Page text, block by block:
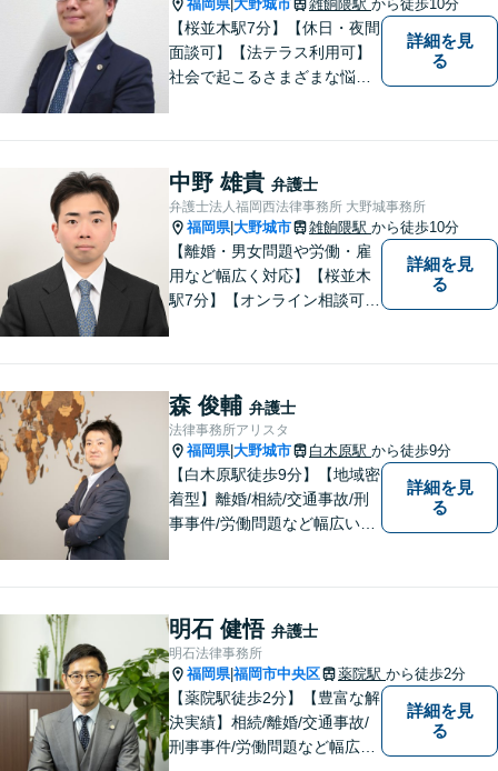
福岡県|大野城市 雑餉隈駅 から徒歩10分
【桜並木駅7分】【休日・夜間
面談可】【法テラス利用可】
社会で起こるさまざまな悩み
す。 困りごとやご相談があり
ましたら、どうぞお気軽にお
声がけください。
詳細を見
る
中野 雄貴 弁護士
弁護士法人福岡西法律事務所 大野城事務所
福岡県|大野城市 雑餉隈駅 から徒歩10分
【離婚・男女問題や労働・雇
用など幅広く対応】【桜並木
駅7分】【オンライン相談可
上で、最適な解決策を共に考
えます。
詳細を見
る
森 俊輔 弁護士
法律事務所アリスタ
福岡県|大野城市 白木原駅 から徒歩9分
【白木原駅徒歩9分】【地域密
着型】離婚/相続/交通事故/刑
事事件/労働問題など幅広い事
せたオーダーメイド対応を心
がけています。
詳細を見
る
明石 健悟 弁護士
明石法律事務所
福岡県|福岡市中央区 薬院駅 から徒歩2分
【薬院駅徒歩2分】【豊富な解
決実績】相続/離婚/交通事故/
刑事事件/労働問題など幅広い
詳細を見
る